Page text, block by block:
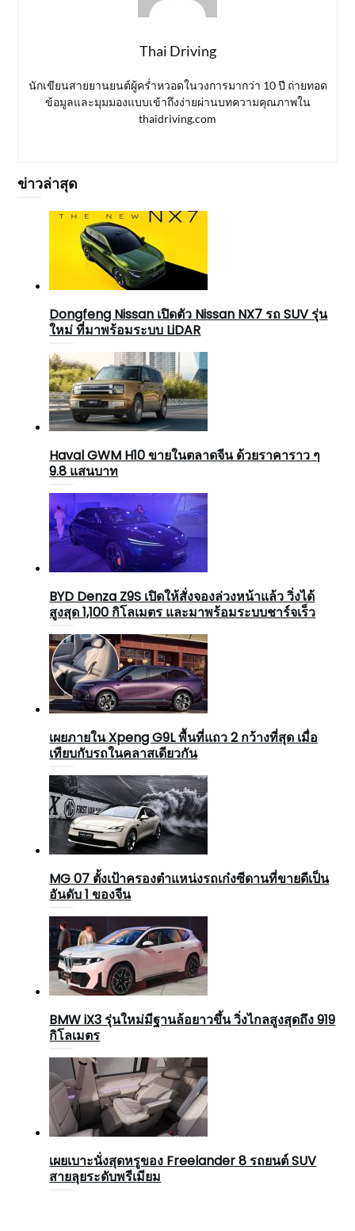
Thai Driving
นักเขียนสายยานยนต์ผู้คร่ำหวอดในวงการมากว่า 10 ปี ถ่ายทอด
ข้อมูลและมุมมองแบบเข้าถึงง่ายผ่านบทความคุณภาพใน
thaidriving.com
ข่าวล่าสุด
Dongfeng Nissan เปิดตัว Nissan NX7 รถ SUV รุ่น
ใหม่ ที่มาพร้อมระบบ LiDAR
Haval GWM H10 ขายในตลาดจีน ด้วยราคาราว ๆ
9.8 แสนบาท
BYD Denza Z9S เปิดให้สั่งจองล่วงหน้าแล้ว วิ่งได้
สูงสุด 1,100 กิโลเมตร และมาพร้อมระบบชาร์จเร็ว
เผยภายใน Xpeng G9L พื้นที่แถว 2 กว้างที่สุด เมื่อ
เทียบกับรถในคลาสเดียวกัน
MG 07 ตั้งเป้าครองตำแหน่งรถเก๋งซีดานที่ขายดีเป็น
อันดับ 1 ของจีน
BMW iX3 รุ่นใหม่มีฐานล้อยาวขึ้น วิ่งไกลสูงสุดถึง 919
กิโลเมตร
เผยเบาะนั่งสุดหรูของ Freelander 8 รถยนต์ SUV
สายลุยระดับพรีเมียม